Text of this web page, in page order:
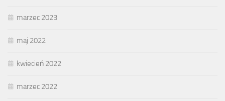
marzec 2023
maj 2022
kwiecień 2022
marzec 2022